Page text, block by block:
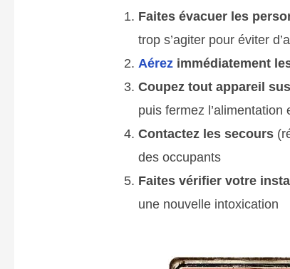
Faites évacuer les
trop s’agiter pour éviter
Aérez immédiatement
Coupez tout appareil
puis fermez l’alimentation
Contactez les secours
des occupants
Faites vérifier votre
une nouvelle intoxication